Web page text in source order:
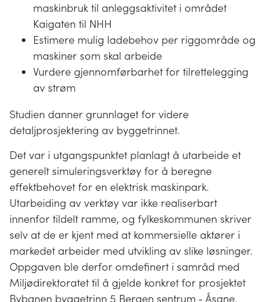
maskinbruk til anleggsaktivitet i området
Kaigaten til NHH
Estimere mulig ladebehov per riggområde og
maskiner som skal arbeide
Vurdere gjennomførbarhet for tilrettelegging
av strøm
Studien danner grunnlaget for videre
detaljprosjektering av byggetrinnet.
Det var i utgangspunktet planlagt å utarbeide et
generelt simuleringsverktøy for å beregne
effektbehovet for en elektrisk maskinpark.
Utarbeiding av verktøy var ikke realiserbart
innenfor tildelt ramme, og fylkeskommunen skriver
selv at de er kjent med at kommersielle aktører i
markedet arbeider med utvikling av slike løsninger.
Oppgaven ble derfor omdefinert i samråd med
Miljødirektoratet til å gjelde konkret for prosjektet
Bybanen byggetrinn 5 Bergen sentrum ‐ Åsane.